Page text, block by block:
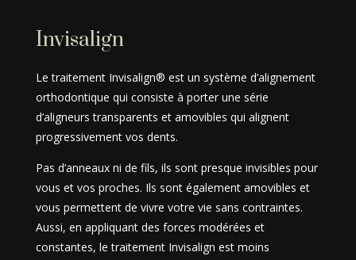
Invisalign
Le traitement Invisalign® est un système d’alignement
orthodontique qui consiste à porter une série
d’aligneurs transparents et amovibles qui alignent
progressivement vos dents.
Pas d’anneaux ni de fils, ils sont presque invisibles pour
vous et vos proches. Ils sont également amovibles et
vous permettent de vivre votre vie sans contraintes.
Aussi, en appliquant des forces modérées et
constantes, le traitement Invisalign est moins